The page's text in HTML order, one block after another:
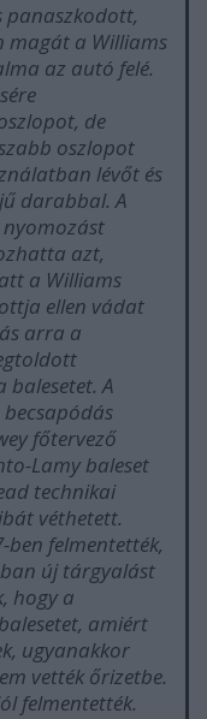
panaszkodott,
magát a Williams
az autó felé.
de
oszlopot
lévőt és
darabbal. A
azt,
a Williams
ellen vádat
arra a
balesetet. A
főtervező
Lamy baleset
technikai
véthetett.
felmentették,
új tárgyalást
hogy a
amiért
ugyanakkor
vették őrizetbe.
felmentették.